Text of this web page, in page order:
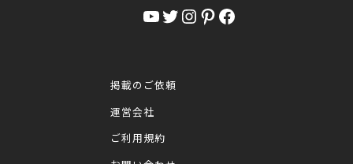
YouTube Twitter InstagramPinterest Facebook
掲載のご依頼
運営会社
ご利用規約